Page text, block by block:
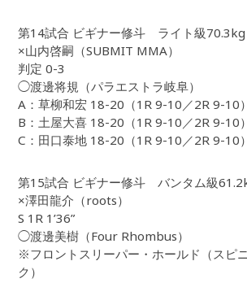
第14試合 ビギナー修斗 ライト級
×山内啓嗣（SUBMIT MMA）
判定 0-3
◯渡邊将規（パラエストラ岐阜）
A：草柳和宏 18-20（1R 9-10／2R 9-10）
B：土屋大喜 18-20（1R 9-10／2R 9-10）
C：田口泰地 18-20（1R 9-10／2R 9-10）
第15試合 ビギナー修斗 バンタム級
×澤田龍介（roots）
S 1R 1’36”
◯渡邊美樹（Four Rhombus）
※フロントスリーパー・ホールド（スピ
ク）